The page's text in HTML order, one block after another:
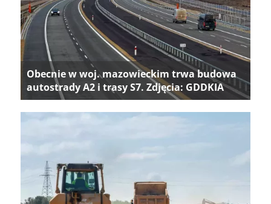
Obecnie w woj. mazowieckim trwa budowa
autostrady A2 i trasy S7. Zdjęcia: GDDKIA